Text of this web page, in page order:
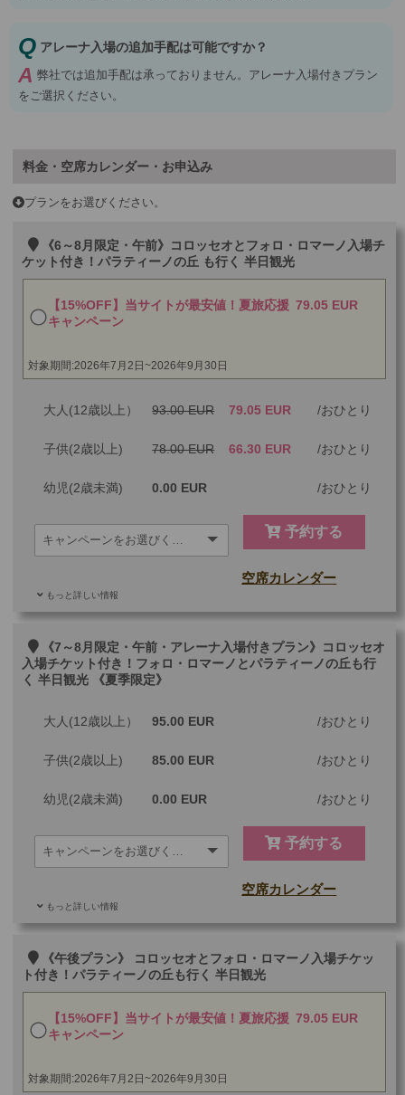
Q アレーナ入場の追加手配は可能ですか？
A 弊社では追加手配は承っておりません。アレーナ入場付きプラン
をご選択ください。
料金・空席カレンダー・お申込み
プランをお選びください。
《6～8月限定・午前》コロッセオとフォロ・ロマーノ入場チ
ケット付き！パラティーノの丘 も行く 半日観光
【15%OFF】当サイトが最安値！夏旅応援
キャンペーン
79.05 EUR
対象期間:2026年7月2日~2026年9月30日
大人(12歳以上） 93.00 EUR 79.05 EUR おひとり
子供(2歳以上) 78.00 EUR 66.30 EUR おひとり
幼児(2歳未満) 0.00 EUR おひとり
予約する
もっと詳しい情報
空席カレンダー
その他
最少催行人数
ツアーコード
《7～8月限定・午前・アレーナ入場付きプラン》コロッセオ
入場チケット付き！フォロ・ロマーノとパラティーノの丘も行
く 半日観光 《夏季限定》
大人(12歳以上） 95.00 EUR おひとり
子供(2歳以上) 85.00 EUR おひとり
幼児(2歳未満) 0.00 EUR おひとり
予約する
もっと詳しい情報
空席カレンダー
その他
最少催行人数 1
ツアーコード
《午後プラン》 コロッセオとフォロ・ロマーノ入場チケッ
ト付き！パラティーノの丘も行く 半日観光
【15%OFF】当サイトが最安値！夏旅応援
キャンペーン
79.05 EUR
対象期間:2026年7月2日~2026年9月30日